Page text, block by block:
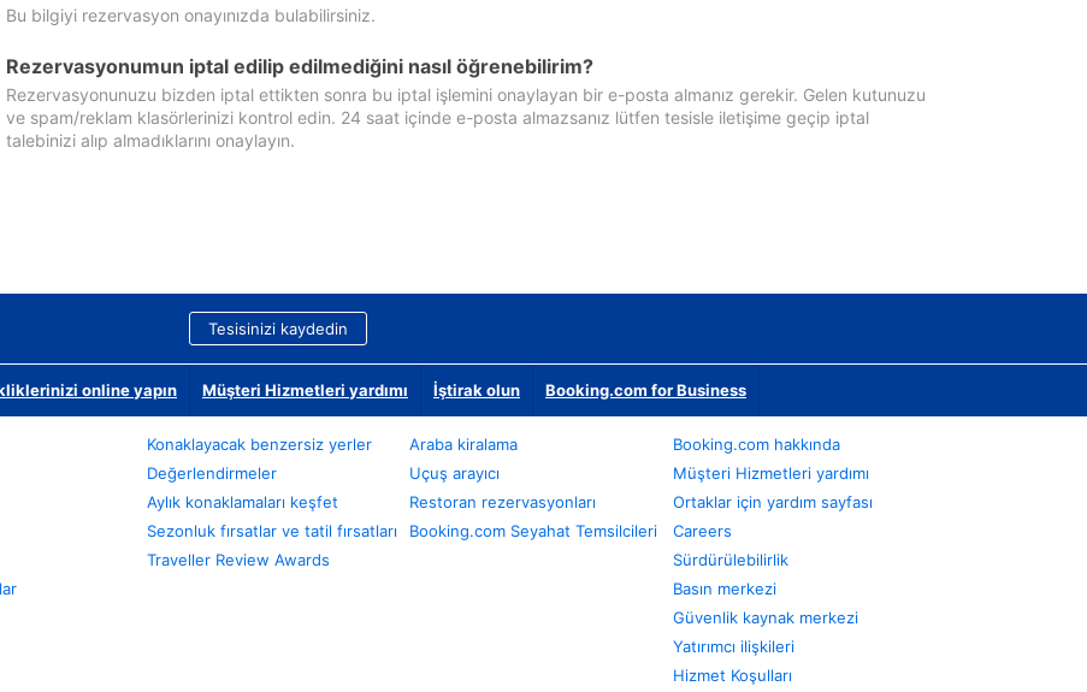
Bu bilgiyi rezervasyon onayınızda bulabilirsiniz.
Rezervasyonumun iptal edilip edilmediğini nasıl öğrenebilirim?
Rezervasyonunuzu bizden iptal ettikten sonra bu iptal işlemini onaylayan bir e-posta almanız gerekir. Gelen kutunuzu
ve spam/reklam klasörlerinizi kontrol edin. 24 saat içinde e-posta almazsanız lütfen tesisle iletişime geçip iptal
talebinizi alıp almadıklarını onaylayın.
Tesisinizi kaydedin
online yapın Müşteri Hizmetleri yardımı İştirak olun Booking.com for Business
Konaklayacak benzersiz yerler
Değerlendirmeler
Aylık konaklamaları keşfet
Sezonluk fırsatlar ve tatil fırsatları
Traveller Review Awards
Araba kiralama
Uçuş arayıcı
Restoran rezervasyonları
Booking.com Seyahat Temsilcileri
Booking.com hakkında
Müşteri Hizmetleri yardımı
Ortaklar için yardım sayfası
Careers
Sürdürülebilirlik
Basın merkezi
Güvenlik kaynak merkezi
Yatırımcı ilişkileri
Hizmet Koşulları